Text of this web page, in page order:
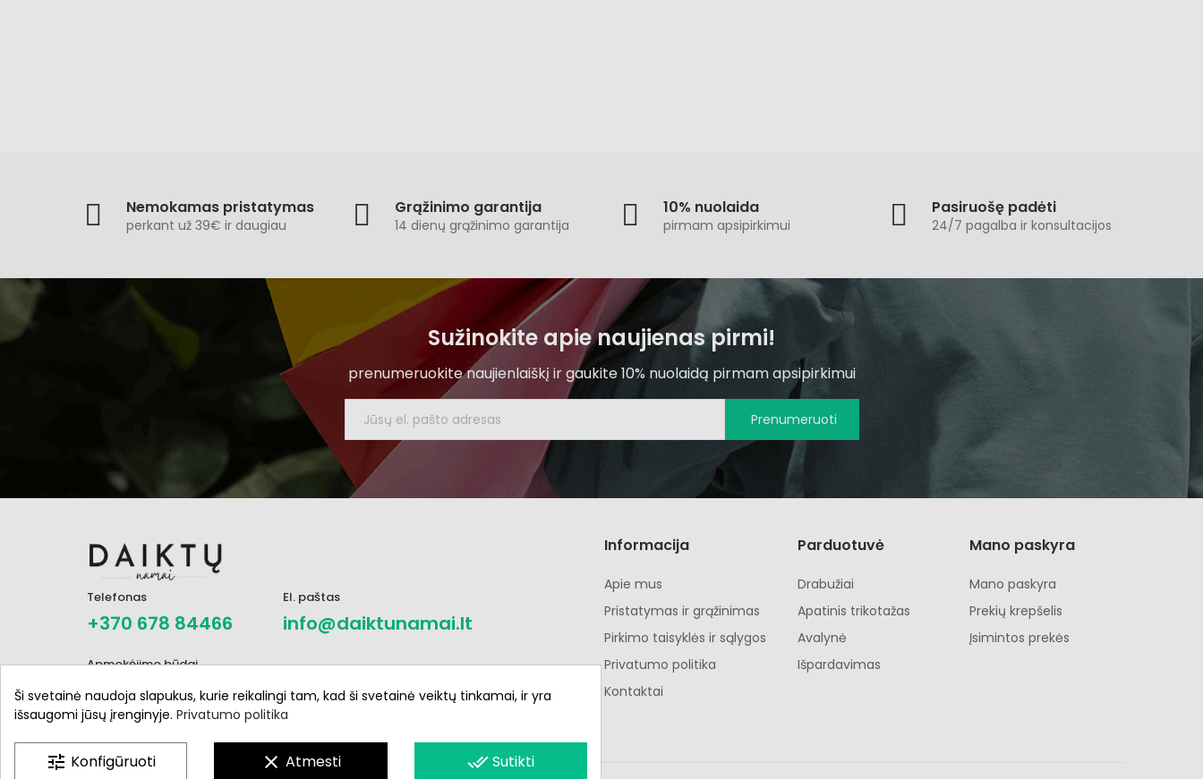
Nemokamas pristatymas
perkant už 39€ ir daugiau
Grąžinimo garantija
14 dienų grąžinimo garantija
10% nuolaida
pirmam apsipirkimui
Pasiruošę padėti
24/7 pagalba ir konsultacijos
Sužinokite apie naujienas pirmi!
prenumeruokite naujienlaiškį ir gaukite 10% nuolaidą pirmam apsipirkimui
Prenumeruoti
Telefonas
+370 678 84466
El. paštas
info@daiktunamai.lt
Apmokėjimo būdai
Informacija
Apie mus
Pristatymas ir grąžinimas
Pirkimo taisyklės ir sąlygos
Privatumo politika
Kontaktai
Parduotuvė
Drabužiai
Apatinis trikotažas
Avalynė
Išpardavimas
Mano paskyra
Mano paskyra
Prekių krepšelis
Įsimintos prekės
Ši svetainė naudoja slapukus, kurie reikalingi tam, kad ši svetainė veiktų tinkamai, ir yra
išsaugomi jūsų įrenginyje. Privatumo politika
tune Konfigūruoti clear Atmesti done_allSutikti